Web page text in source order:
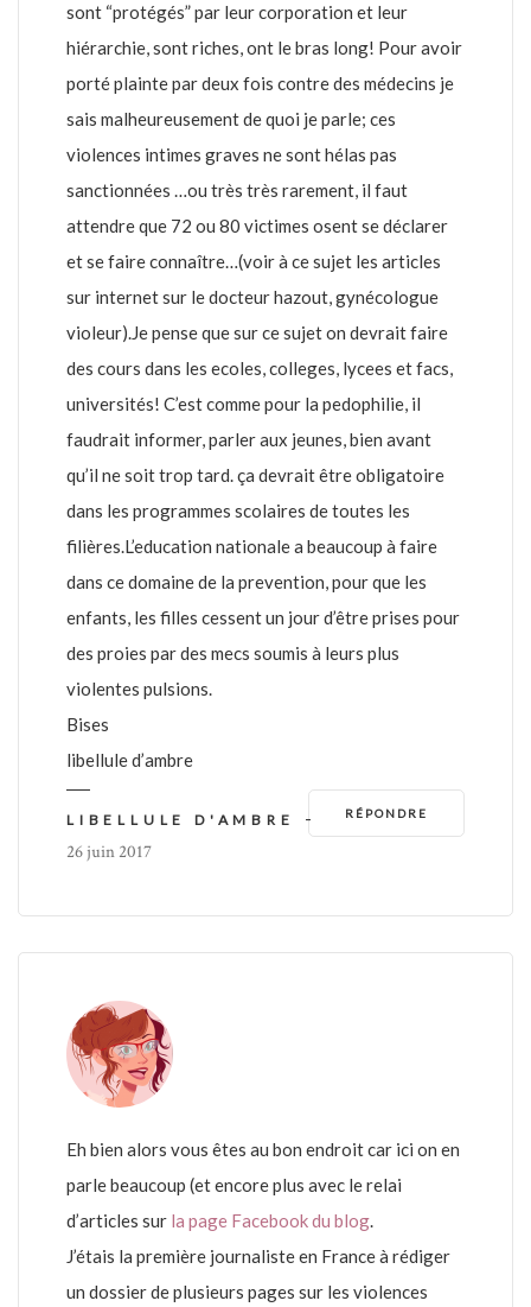
sont “protégés” par leur corporation et leur
hiérarchie, sont riches, ont le bras long! Pour avoir
porté plainte par deux fois contre des médecins je
sais malheureusement de quoi je parle; ces
violences intimes graves ne sont hélas pas
sanctionnées …ou très très rarement, il faut
attendre que 72 ou 80 victimes osent se déclarer
et se faire connaître…(voir à ce sujet les articles
sur internet sur le docteur hazout, gynécologue
violeur).Je pense que sur ce sujet on devrait faire
des cours dans les ecoles, colleges, lycees et facs,
universités! C’est comme pour la pedophilie, il
faudrait informer, parler aux jeunes, bien avant
qu’il ne soit trop tard. ça devrait être obligatoire
dans les programmes scolaires de toutes les
filières.L’education nationale a beaucoup à faire
dans ce domaine de la prevention, pour que les
enfants, les filles cessent un jour d’être prises pour
des proies par des mecs soumis à leurs plus
violentes pulsions.
Bises
libellule d’ambre
RÉPONDRE
LIBELLULE D'AMBRE -
26 juin 2017
Eh bien alors vous êtes au bon endroit car ici on en
parle beaucoup (et encore plus avec le relai
d’articles sur la page Facebook du blog.
J’étais la première journaliste en France à rédiger
un dossier de plusieurs pages sur les violences